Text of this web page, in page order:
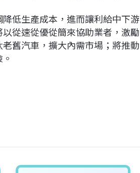
低生產成本，進而讓利給中下游
從速從優從簡來協助業者，激勵
舊汽車，擴大內需市場；將推動